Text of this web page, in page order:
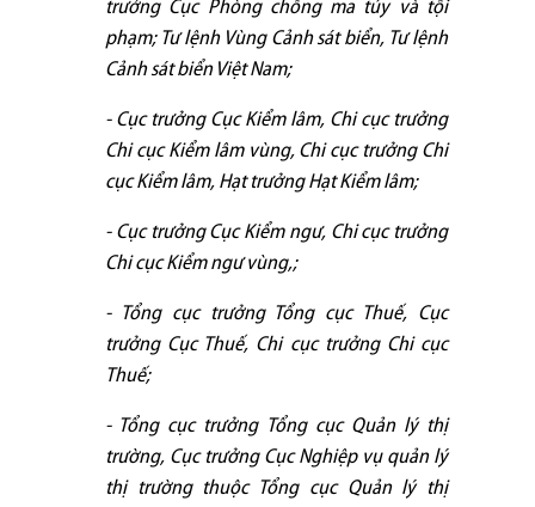
trưởng Cục Phòng chống ma túy và tội
phạm; Tư lệnh Vùng Cảnh sát biển, Tư lệnh
Cảnh sát biển Việt Nam;
- Cục trưởng Cục Kiểm lâm, Chi cục trưởng
Chi cục Kiểm lâm vùng, Chi cục trưởng Chi
cục Kiểm lâm, Hạt trưởng Hạt Kiểm lâm;
- Cục trưởng Cục Kiểm ngư, Chi cục trưởng
Chi cục Kiểm ngư vùng,;
- Tổng cục trưởng Tổng cục Thuế, Cục
trưởng Cục Thuế, Chi cục trưởng Chi cục
Thuế;
- Tổng cục trưởng Tổng cục Quản lý thị
trường, Cục trưởng Cục Nghiệp vụ quản lý
thị trường thuộc Tổng cục Quản lý thị